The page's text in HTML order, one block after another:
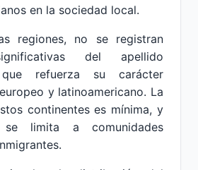
en la sociedad local.
regiones, no se registran
del apellido
refuerza su carácter
y latinoamericano. La
continentes es mínima, y
se limita a comunidades